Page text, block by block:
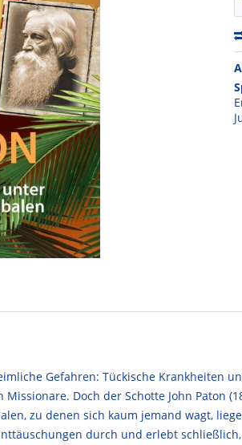
Gefahren: Tückische Krankheiten
Doch der Schotte John Paton
zu denen sich kaum jemand wagt,
durch und erlebt